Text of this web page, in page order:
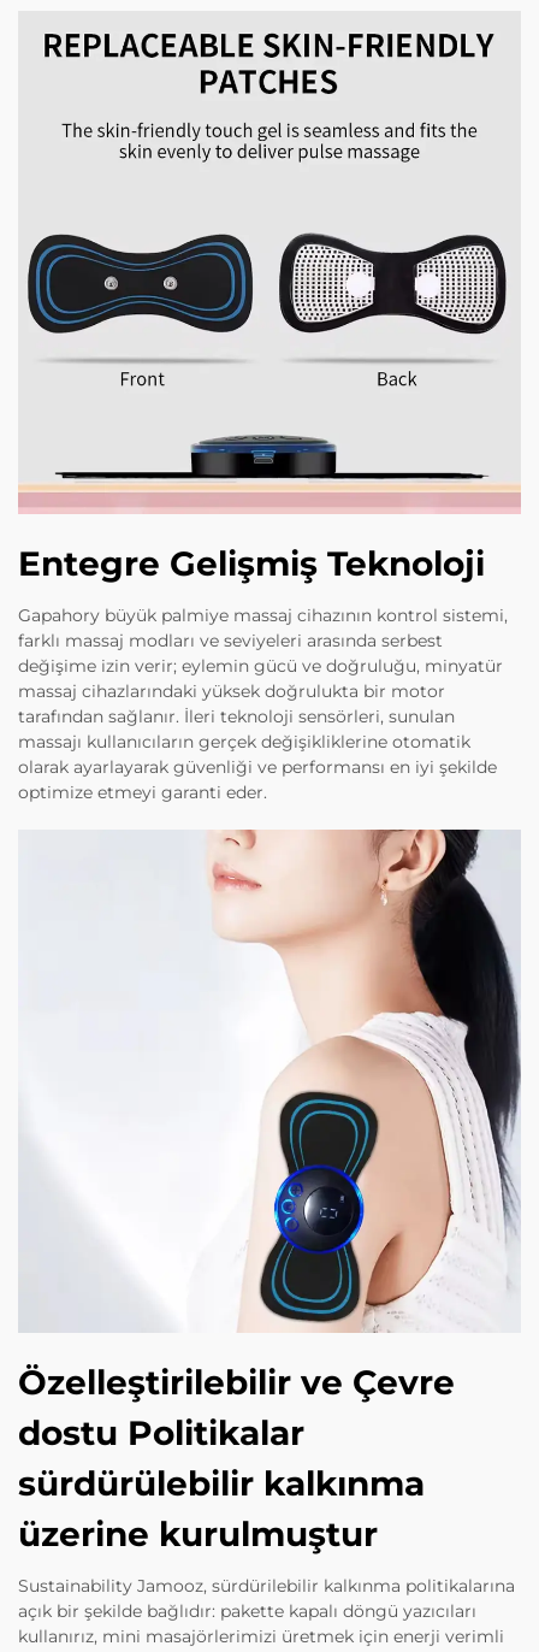
Entegre Gelişmiş Teknoloji
Gapahory büyük palmiye massaj cihazının kontrol sistemi,
farklı massaj modları ve seviyeleri arasında serbest
değişime izin verir; eylemin gücü ve doğruluğu, minyatür
massaj cihazlarındaki yüksek doğrulukta bir motor
tarafından sağlanır. İleri teknoloji sensörleri, sunulan
massajı kullanıcıların gerçek değişikliklerine otomatik
olarak ayarlayarak güvenliği ve performansı en iyi şekilde
optimize etmeyi garanti eder.
Özelleştirilebilir ve Çevre
dostu Politikalar
sürdürülebilir kalkınma
üzerine kurulmuştur
Sustainability Jamooz, sürdürilebilir kalkınma politikalarına
açık bir şekilde bağlıdır: pakette kapalı döngü yazıcıları
kullanırız, mini masajörlerimizi üretmek için enerji verimli